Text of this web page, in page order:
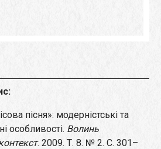
пісня»: модерністські та
особливості. Волинь
. 2009. Т. 8. № 2. С. 301–